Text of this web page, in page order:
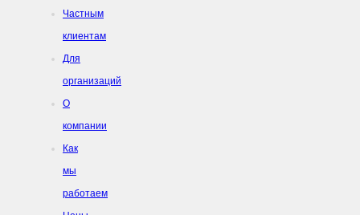
Частным
клиентам
Для
организаций
О
компании
Как
мы
работаем